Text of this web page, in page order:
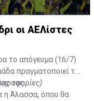
οι ΑΕΛίστες
το απόγευμα (16/7)
πραγματοποιεί το
της.
η Άλασσα, όπου θα